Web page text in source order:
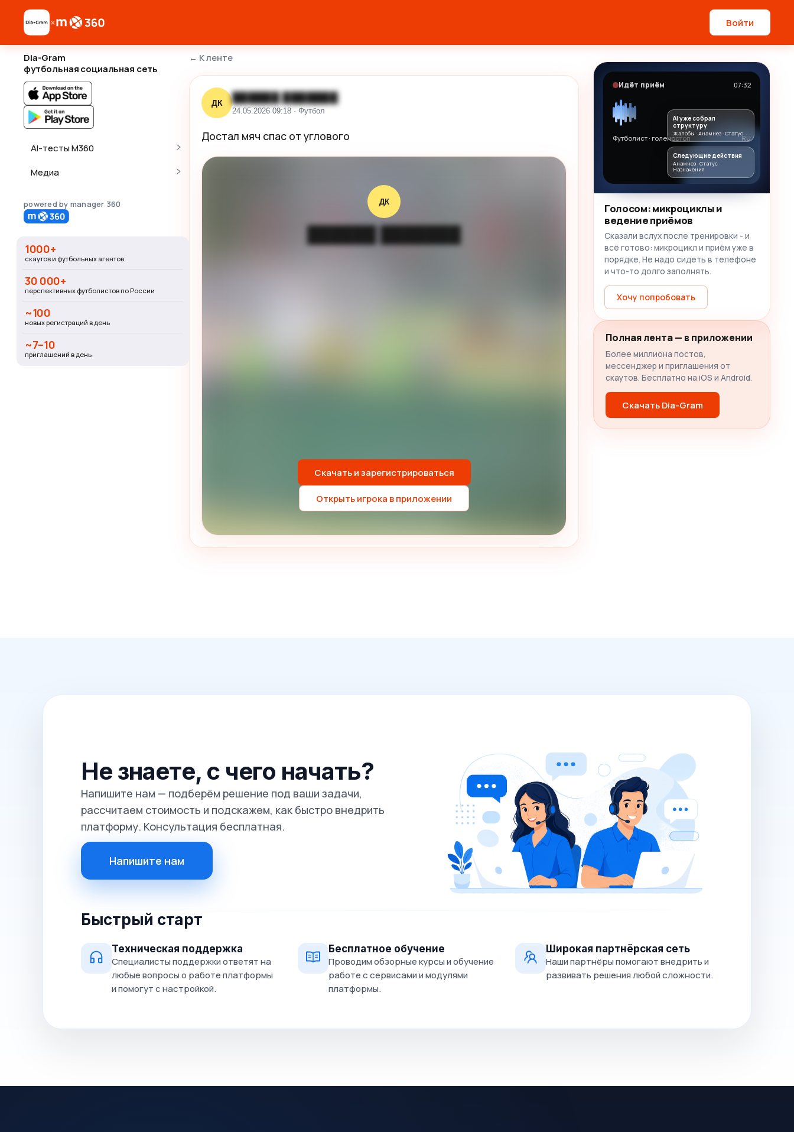
× Войти
Dia-Gram
футбольная социальная сеть
AI-тесты M360
Медиа
powered by manager 360
1000+
скаутов и футбольных агентов
30 000+
перспективных футболистов по России
~100
новых регистраций в день
~7–10
приглашений в день
← К ленте
ДК ██████ ███████
24.05.2026 09:18 · Футбол
Достал мяч спас от углового
ДК
Скачать и зарегистрироваться
Открыть игрока в приложении
Идёт приём 07:32
Футболист · голеностоп RU
AI уже собрал
структуру
Жалобы · Анамнез · Статус
Следующие действия
Анамнез · Статус ·
Назначения
Голосом: микроциклы и
ведение приёмов
Сказали вслух после тренировки - и
всё готово: микроцикл и приём уже в
порядке. Не надо сидеть в телефоне
и что-то долго заполнять.
Хочу попробовать
Полная лента — в приложении
Более миллиона постов,
мессенджер и приглашения от
скаутов. Бесплатно на iOS и Android.
Скачать Dia-Gram
Не знаете, с чего начать?
Напишите нам — подберём решение под ваши задачи,
рассчитаем стоимость и подскажем, как быстро внедрить
платформу. Консультация бесплатная.
Напишите нам
Быстрый старт
Техническая поддержка
Специалисты поддержки ответят на
любые вопросы о работе платформы
и помогут с настройкой.
Бесплатное обучение
Проводим обзорные курсы и обучение
работе с сервисами и модулями
платформы.
Широкая партнёрская сеть
Наши партнёры помогают внедрить и
развивать решения любой сложности.